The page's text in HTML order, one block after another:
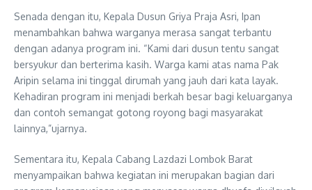
Senada dengan itu, Kepala Dusun Griya Praja Asri, Ipan
menambahkan bahwa warganya merasa sangat terbantu
dengan adanya program ini. “Kami dari dusun tentu sangat
bersyukur dan berterima kasih. Warga kami atas nama Pak
Aripin selama ini tinggal dirumah yang jauh dari kata layak.
Kehadiran program ini menjadi berkah besar bagi keluarganya
dan contoh semangat gotong royong bagi masyarakat
lainnya,”ujarnya.
Sementara itu, Kepala Cabang Lazdazi Lombok Barat
menyampaikan bahwa kegiatan ini merupakan bagian dari